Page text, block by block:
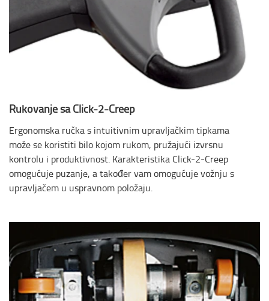
Rukovanje sa Click-2-Creep
Ergonomska ručka s intuitivnim upravljačkim tipkama
može se koristiti bilo kojom rukom, pružajući izvrsnu
kontrolu i produktivnost. Karakteristika Click-2-Creep
omogućuje puzanje, a također vam omogućuje vožnju s
upravljačem u uspravnom položaju.